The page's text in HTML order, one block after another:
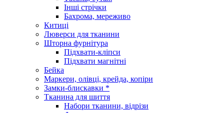
Інші стрічки
Бахрома, мереживо
Китиці
Люверси для тканини
Шторна фурнітура
Підхвати-кліпси
Підхвати магнітні
Бейка
Маркери, олівці, крейда, копіри
Замки-блискавки *
Тканина для шиття
Набори тканини, відрізи